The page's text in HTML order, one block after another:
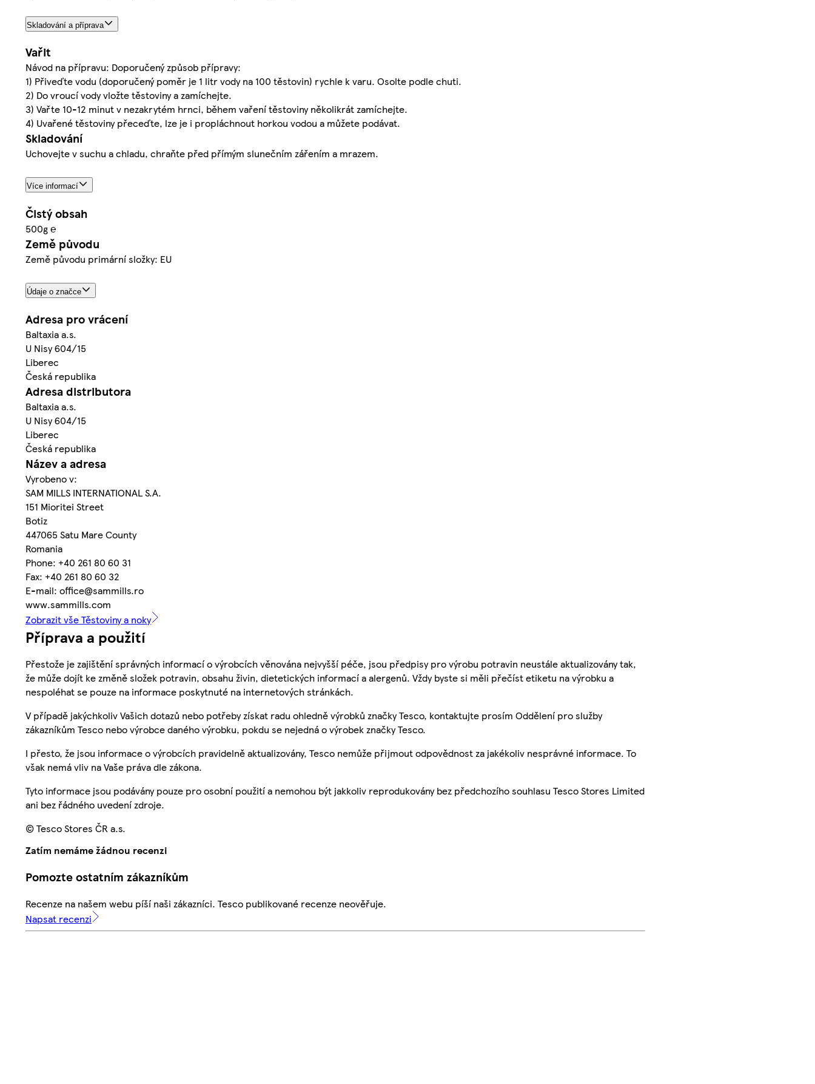
Skladování a příprava
Vařit
Návod na přípravu: Doporučený způsob přípravy:
1) Přiveďte vodu (doporučený poměr je 1 litr vody na 100 těstovin) rychle k varu. Osolte podle chuti.
2) Do vroucí vody vložte těstoviny a zamíchejte.
3) Vařte 10-12 minut v nezakrytém hrnci, během vaření těstoviny několikrát zamíchejte.
4) Uvařené těstoviny přeceďte, lze je i propláchnout horkou vodou a můžete podávat.
Skladování
Uchovejte v suchu a chladu, chraňte před přímým slunečním zářením a mrazem.
Více informací
Čistý obsah
500g ℮
Země původu
Země původu primární složky: EU
Údaje o značce
Adresa pro vrácení
Baltaxia a.s.
U Nisy 604/15
Liberec
Česká republika
Adresa distributora
Baltaxia a.s.
U Nisy 604/15
Liberec
Česká republika
Název a adresa
Vyrobeno v:
SAM MILLS INTERNATIONAL S.A.
151 Mioritei Street
Botiz
447065 Satu Mare County
Romania
Phone: +40 261 80 60 31
Fax: +40 261 80 60 32
E-mail: office@sammills.ro
www.sammills.com
Zobrazit vše Těstoviny a noky
Příprava a použití
Přestože je zajištění správných informací o výrobcích věnována nejvyšší péče, jsou předpisy pro výrobu potravin neustále aktualizovány tak,
že může dojít ke změně složek potravin, obsahu živin, dietetických informací a alergenů. Vždy byste si měli přečíst etiketu na výrobku a
nespoléhat se pouze na informace poskytnuté na internetových stránkách.
V případě jakýchkoliv Vašich dotazů nebo potřeby získat radu ohledně výrobků značky Tesco, kontaktujte prosím Oddělení pro služby
zákazníkům Tesco nebo výrobce daného výrobku, pokdu se nejedná o výrobek značky Tesco.
I přesto, že jsou informace o výrobcích pravidelně aktualizovány, Tesco nemůže přijmout odpovědnost za jakékoliv nesprávné informace. To
však nemá vliv na Vaše práva dle zákona.
Tyto informace jsou podávány pouze pro osobní použití a nemohou být jakkoliv reprodukovány bez předchozího souhlasu Tesco Stores Limited
ani bez řádného uvedení zdroje.
© Tesco Stores ČR a.s.
Zatím nemáme žádnou recenzi
Pomozte ostatním zákazníkům
Recenze na našem webu píší naši zákazníci. Tesco publikované recenze neověřuje.
Napsat recenzi